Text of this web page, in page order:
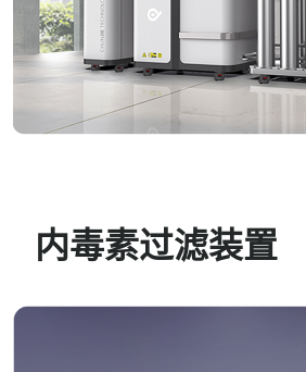
内毒素过滤装置